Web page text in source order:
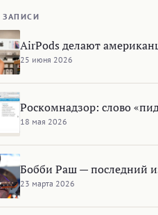
AirPods делают
25 июня 2026
Роскомнадзор: cлово
18 мая 2026
Бобби Раш — последний
23 марта 2026